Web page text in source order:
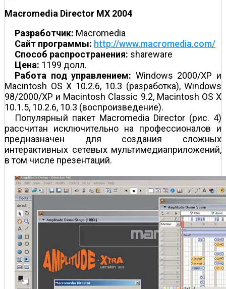
Macromedia Director MX 2004
Разработчик: Macromedia
Сайт программы: http://www.macromedia.com/
Способ распространения: shareware
Цена: 1199 долл.
Работа под управлением: Windows 2000/XP и
Macintosh OS X 10.2.6, 10.3 (разработка), Windows
98/2000/XP и Macintosh Classic 9.2, Macintosh OS X
10.1.5, 10.2.6, 10.3 (воспроизведение).
Популярный пакет Macromedia Director (рис. 4)
рассчитан исключительно на профессионалов и
предназначен для создания сложных
интерактивных сетевых мультимедиаприложений,
в том числе презентаций.